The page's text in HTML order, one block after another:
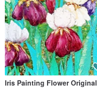
Iris Painting Flower Original